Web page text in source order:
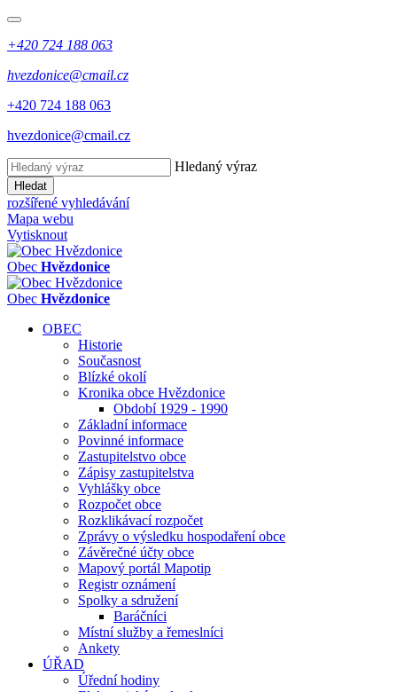
+420 724 188 063
hvezdonice@cmail.cz
+420 724 188 063
hvezdonice@cmail.cz
Hledaný výraz
Hledat
rozšířené vyhledávání
Mapa webu
Vytisknout
Obec Hvězdonice
Obec Hvězdonice
OBEC
Historie
Současnost
Blízké okolí
Kronika obce Hvězdonice
Období 1929 - 1990
Základní informace
Povinné informace
Zastupitelstvo obce
Zápisy zastupitelstva
Vyhlášky obce
Rozpočet obce
Rozklikávací rozpočet
Zprávy o výsledku hospodaření obce
Závěrečné účty obce
Mapový portál Mapotip
Registr oznámení
Spolky a sdružení
Baráčníci
Místní služby a řemeslníci
Ankety
ÚŘAD
Úřední hodiny